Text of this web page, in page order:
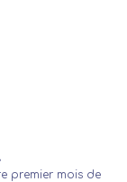
premier mois de